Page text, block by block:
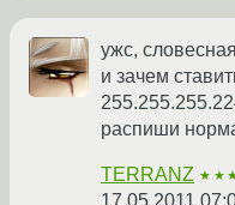
ужс,
и зачем
распиши
TERRANZ